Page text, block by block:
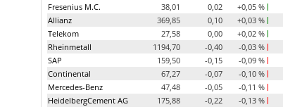
Fresenius M.C.
38,01 0,02
+0,05 %
Allianz
369,85 0,10
+0,03 %
Telekom
27,58 0,00
+0,02 %
Rheinmetall
1194,70 -0,40
-0,03 %
SAP
159,50 -0,15
-0,09 %
Continental
67,27 -0,07
-0,10 %
Mercedes-Benz
47,48 -0,05
-0,11 %
HeidelbergCement AG
175,88 -0,22
-0,13 %